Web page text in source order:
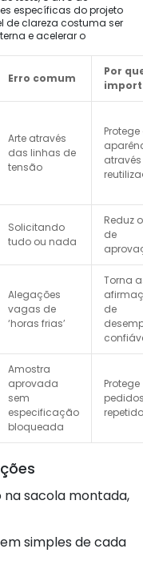
específicas do projeto
de clareza costuma ser
e acelerar o
Erro comum
Por
Arte através
das linhas de
tensão
Protege
Solicitando
tudo ou nada
Reduz
de
Alegações
vagas de
‘horas frias’
Torna
de
Amostra
aprovada
sem
especificação
bloqueada
Protege
sacola montada,
simples de cada